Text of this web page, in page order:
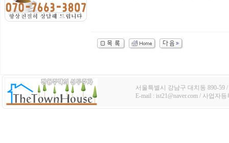
서울특별시 강남구 대치동 890-59 /
E-mail : ist21@naver.com / 사업자